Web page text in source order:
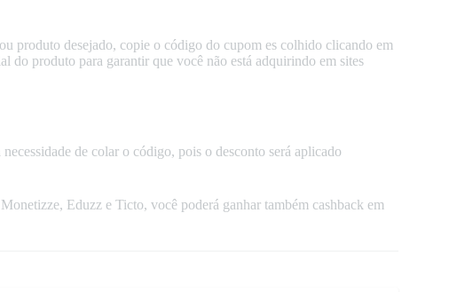
produto desejado, copie o código do cupom es colhido clicando em
produto para garantir que você não está adquirindo em sites
de colar o código, pois o desconto será aplicado
Eduzz e Ticto, você poderá ganhar também cashback em